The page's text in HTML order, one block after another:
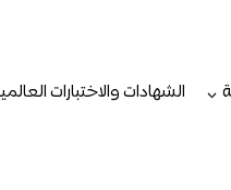
الشهادات والاختبارات